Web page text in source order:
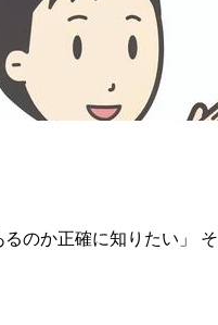
のか正確に知りたい」